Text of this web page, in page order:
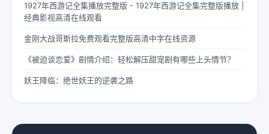
1927年西游记全集播放完整版 - 1927年西游记全集完整版播放 |
经典影视高清在线观看
金刚大战哥斯拉免费观看完整版高清中字在线资源
《被迫谈恋爱》剧情介绍：轻松解压甜宠剧有哪些上头情节？
妖王降临：绝世妖王的逆袭之路